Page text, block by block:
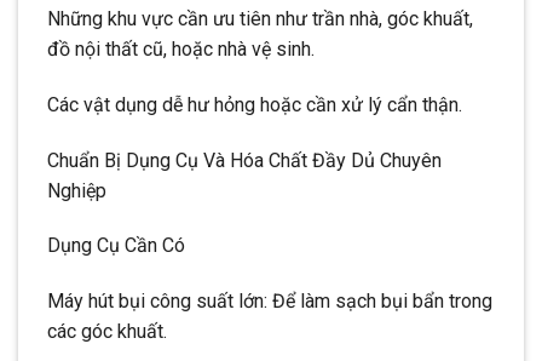
Những khu vực cần ưu tiên như trần nhà, góc khuất,
đồ nội thất cũ, hoặc nhà vệ sinh.
Các vật dụng dễ hư hỏng hoặc cần xử lý cẩn thận.
Chuẩn Bị Dụng Cụ Và Hóa Chất Đầy Dủ Chuyên
Nghiệp
Dụng Cụ Cần Có
Máy hút bụi công suất lớn: Để làm sạch bụi bẩn trong
các góc khuất.